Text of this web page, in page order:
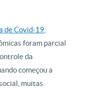
de Covid-19
foram parcial
da
começou a
muitas